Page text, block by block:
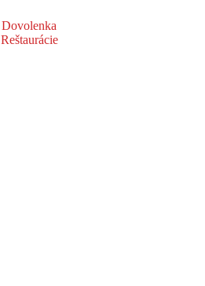
Dovolenka
Reštaurácie